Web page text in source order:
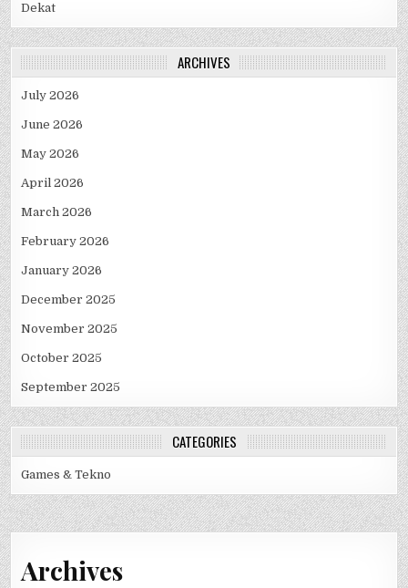
Dekat
ARCHIVES
July 2026
June 2026
May 2026
April 2026
March 2026
February 2026
January 2026
December 2025
November 2025
October 2025
September 2025
CATEGORIES
Games & Tekno
Archives